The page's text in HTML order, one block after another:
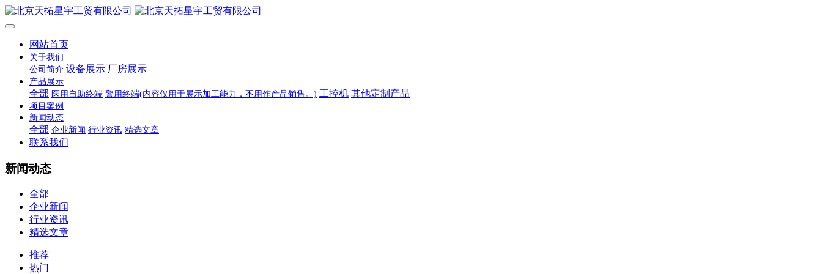
网站首页
关于我们
公司简介 设备展示 厂房展示
产品展示
全部 医用自助终端 警用终端(内容仅用于展示加工能力，不用作产品销售。) 工控机 其他定制产品
项目案例
新闻动态
全部 企业新闻 行业资讯 精选文章
联系我们
新闻动态
全部
企业新闻
行业资讯
精选文章
推荐
热门